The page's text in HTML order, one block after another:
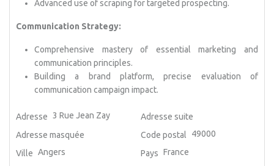
Advanced use of scraping for targeted prospecting.
Communication Strategy:
Comprehensive mastery of essential marketing and
communication principles.
Building a brand platform, precise evaluation of
communication campaign impact.
Adresse 3 Rue Jean Zay
Adresse suite
Adresse masquée
Code postal
49000
Ville Angers Pays France